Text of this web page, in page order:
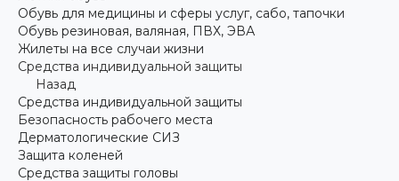
Обувь для медицины и сферы услуг, сабо, тапочки
Обувь резиновая, валяная, ПВХ, ЭВА
Жилеты на все случаи жизни
Средства индивидуальной защиты
Назад
Средства индивидуальной защиты
Безопасность рабочего места
Дерматологические СИЗ
Защита коленей
Средства защиты головы